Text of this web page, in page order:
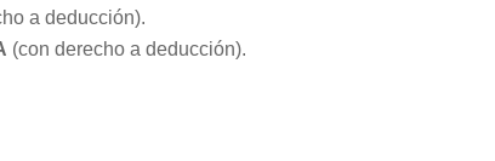
a deducción).
(con derecho a deducción).